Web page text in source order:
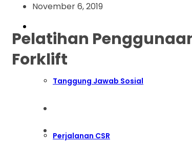
Tanggung Jawab Sosial
Perjalanan CSR
November 6, 2019
Pelatihan
Forklift